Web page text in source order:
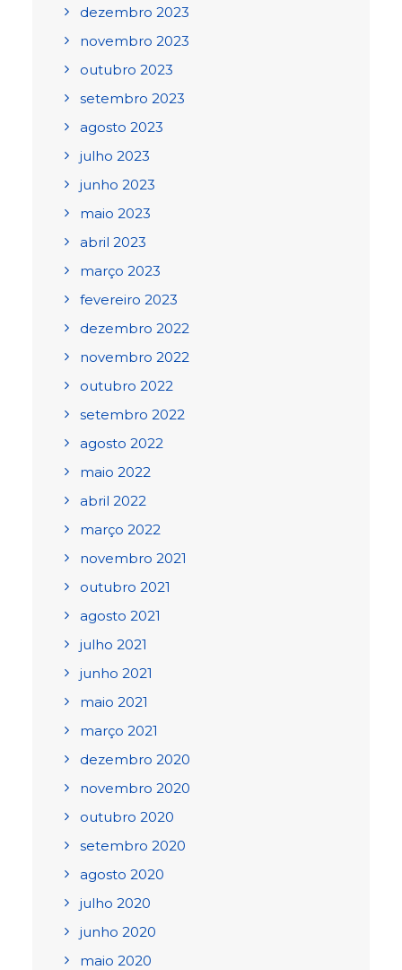
dezembro 2023
novembro 2023
outubro 2023
setembro 2023
agosto 2023
julho 2023
junho 2023
maio 2023
abril 2023
março 2023
fevereiro 2023
dezembro 2022
novembro 2022
outubro 2022
setembro 2022
agosto 2022
maio 2022
abril 2022
março 2022
novembro 2021
outubro 2021
agosto 2021
julho 2021
junho 2021
maio 2021
março 2021
dezembro 2020
novembro 2020
outubro 2020
setembro 2020
agosto 2020
julho 2020
junho 2020
maio 2020